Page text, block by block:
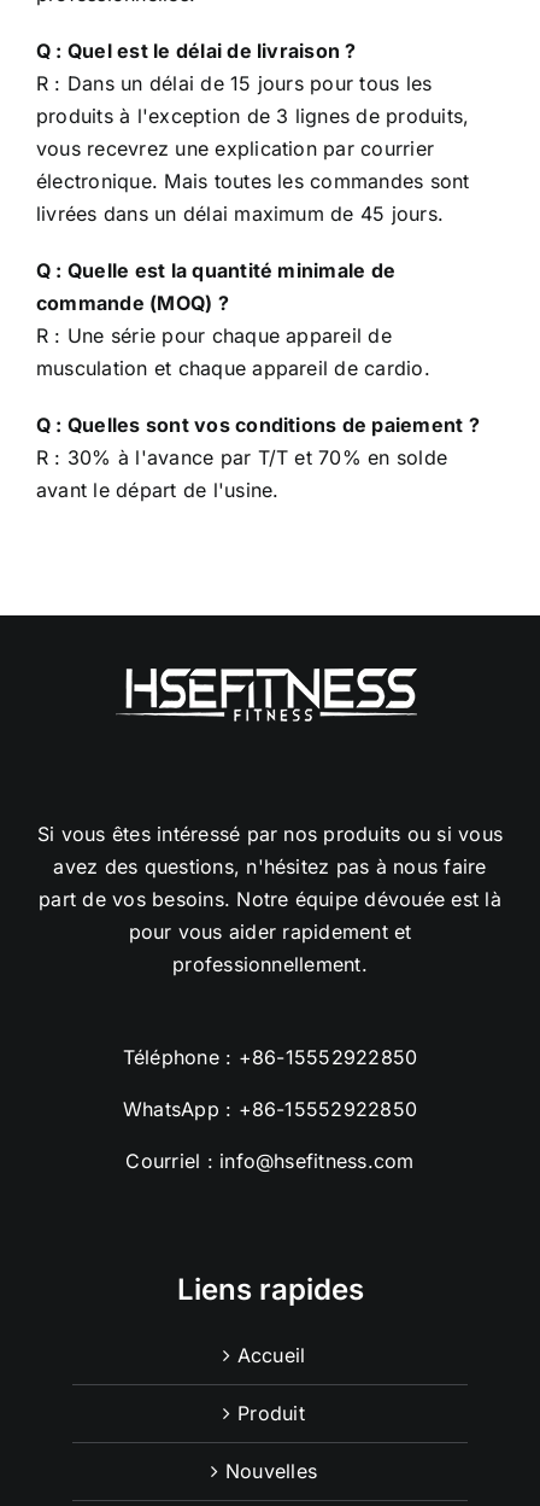
Q : Quel est le délai de livraison ?
R : Dans un délai de 15 jours pour tous les
produits à l'exception de 3 lignes de produits,
vous recevrez une explication par courrier
électronique. Mais toutes les commandes sont
livrées dans un délai maximum de 45 jours.
Q : Quelle est la quantité minimale de
commande (MOQ) ?
R : Une série pour chaque appareil de
musculation et chaque appareil de cardio.
Q : Quelles sont vos conditions de paiement ?
R : 30% à l'avance par T/T et 70% en solde
avant le départ de l'usine.
Si vous êtes intéressé par nos produits ou si vous
avez des questions, n'hésitez pas à nous faire
part de vos besoins. Notre équipe dévouée est là
pour vous aider rapidement et
professionnellement.
Téléphone : +86-15552922850
WhatsApp : +86-15552922850
Courriel : info@hsefitness.com
Liens rapides
Accueil
Produit
Nouvelles